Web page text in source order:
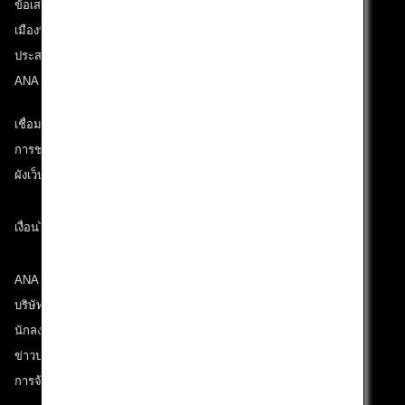
ข้อเสนอและประกาศ
เมืองที่เราเดินทางไป
ประสบการณ์ ANA
ANA Mileage Club
เชื่อมต่อกับ ANA
การช่วยเหลือด้านเทคนิค (ความสามารถในการเข้าถึง)
ผังเว็บไซต์
เงื่อนไขการขนส่ง
ANA Group
บริษัทในเครือ
นักลงทุนสัมพันธ์
ข่าวประชาสัมพันธ์
การจ้างงาน